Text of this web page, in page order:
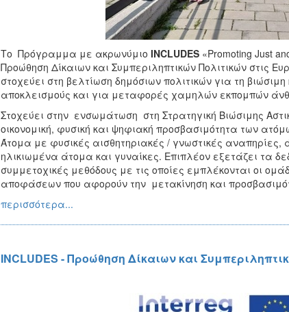
Το Πρόγραμμα με ακρωνύμιο INCLUDES«Promoting Just
Προώθηση Δίκαιων και Συμπεριληπτικών Πολιτικών στις
στοχεύει στη βελτίωση δημόσιων πολιτικών για τη
αποκλεισμούς και για μεταφορές χαμηλών εκπομπών
Στοχεύει στην ενσωμάτωση στη Στρατηγική Βιώσιμης
οικονομική, φυσική και ψηφιακή προσβασιμότητα των
Άτομα με φυσικές αισθητηριακές / γνωστικές
ηλικιωμένα άτομα και γυναίκες. Επιπλέον εξετάζει τα
συμμετοχικές μεθόδους με τις οποίες εμπλέκονται οι
αποφάσεων που αφορούν την μετακίνηση και
περισσότερα...
INCLUDES - Προώθηση Δίκαιων και